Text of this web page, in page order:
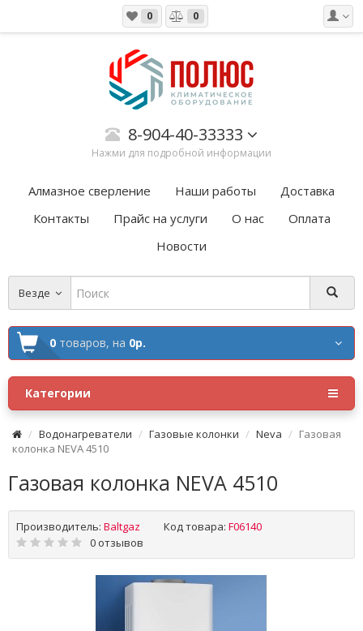
0 0
8-904-40-33333
Нажми для подробной информации
Алмазное сверление Наши работы
Доставка
Контакты
Прайс на услуги О нас
Оплата
Новости
Везде
0 товаров, на 0р.
Категории
Водонагреватели Газовые колонки Neva
Газовая
колонка NEVA 4510
Газовая колонка NEVA 4510
Производитель: Baltgaz Код товара: F06140
0 отзывов